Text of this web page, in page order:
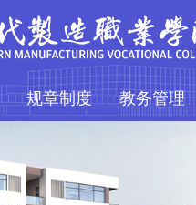
规章制度 教务管理